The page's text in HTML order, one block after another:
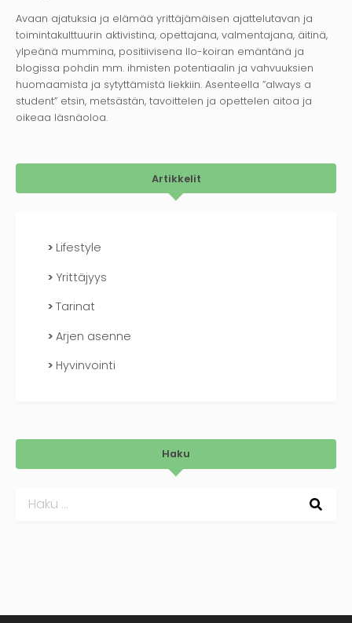
Avaan ajatuksia ja elämää yrittäjämäisen ajattelutavan ja
toimintakulttuurin aktivistina, opettajana, valmentajana, äitinä,
ylpeänä mummina, positiivisena Ilo-koiran emäntänä ja
blogissa pohdin mm. ihmisten potentiaalin ja vahvuuksien
huomaamista ja sytyttämistä liekkiin. Asenteella ”always a
student” etsin, metsästän, tavoittelen ja opettelen aitoa ja
oikeaa läsnäoloa.
Artikkelit
Lifestyle
Yrittäjyys
Tarinat
Arjen asenne
Hyvinvointi
Haku